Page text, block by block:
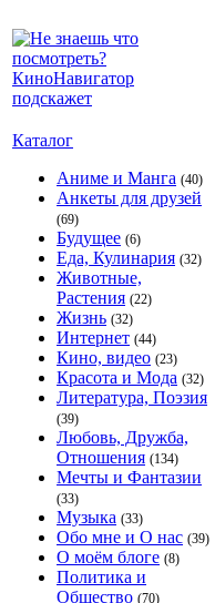
Каталог
Аниме и Манга (40)
Анкеты для друзей
(69)
Будущее (6)
Еда, Кулинария (32)
Животные,
Растения (22)
Жизнь (32)
Интернет (44)
Кино, видео (23)
Красота и Мода (32)
Литература, Поэзия
(39)
Любовь, Дружба,
Отношения (134)
Мечты и Фантазии
(33)
Музыка (33)
Обо мне и О нас (39)
О моём блоге (8)
Политика и
Общество (70)